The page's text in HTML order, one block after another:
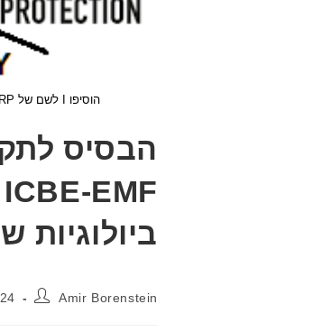
הוסיפו I לשם של ICNIRP כדי לסמל את כך שהגוף הזה מגן על התעשיה המזהמת ולא על בריאות הציבור
הבסיס
ביולוגיות
מחבר:
Amir Borenstein